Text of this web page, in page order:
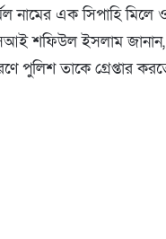
নামের এক সিপাহি মিলে
শফিউল ইসলাম জানান,
পুলিশ তাকে গ্রেপ্তার